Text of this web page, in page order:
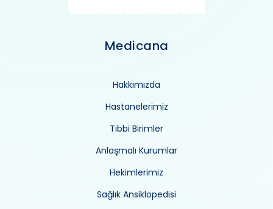
Medicana
Hakkımızda
Hastanelerimiz
Tıbbi Birimler
Anlaşmalı Kurumlar
Hekimlerimiz
Sağlık Ansiklopedisi